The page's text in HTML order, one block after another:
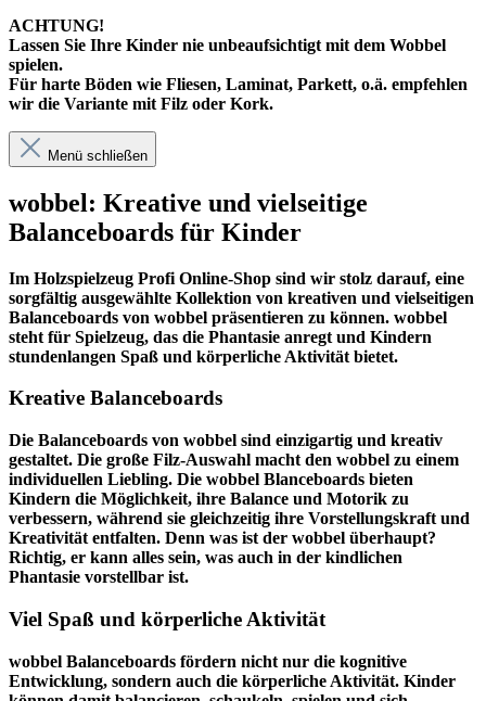
ACHTUNG!
Lassen Sie Ihre Kinder nie unbeaufsichtigt mit dem Wobbel
spielen.
Für harte Böden wie Fliesen, Laminat, Parkett, o.ä. empfehlen
wir die Variante mit Filz oder Kork.
Menü schließen
wobbel: Kreative und vielseitige
Balanceboards für Kinder
Im Holzspielzeug Profi Online-Shop sind wir stolz darauf, eine
sorgfältig ausgewählte Kollektion von kreativen und vielseitigen
Balanceboards von wobbel präsentieren zu können. wobbel
steht für Spielzeug, das die Phantasie anregt und Kindern
stundenlangen Spaß und körperliche Aktivität bietet.
Kreative Balanceboards
Die Balanceboards von wobbel sind einzigartig und kreativ
gestaltet. Die große Filz-Auswahl macht den wobbel zu einem
individuellen Liebling. Die wobbel Blanceboards bieten
Kindern die Möglichkeit, ihre Balance und Motorik zu
verbessern, während sie gleichzeitig ihre Vorstellungskraft und
Kreativität entfalten. Denn was ist der wobbel überhaupt?
Richtig, er kann alles sein, was auch in der kindlichen
Phantasie vorstellbar ist.
Viel Spaß und körperliche Aktivität
wobbel Balanceboards fördern nicht nur die kognitive
Entwicklung, sondern auch die körperliche Aktivität. Kinder